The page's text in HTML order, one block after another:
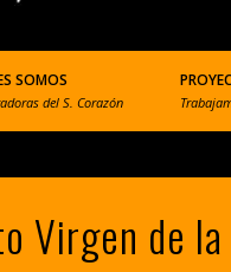
SOMOS
del S. Corazón
Virgen de